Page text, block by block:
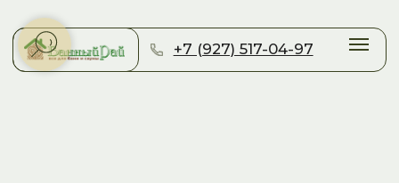
+7 (927) 517-04-97